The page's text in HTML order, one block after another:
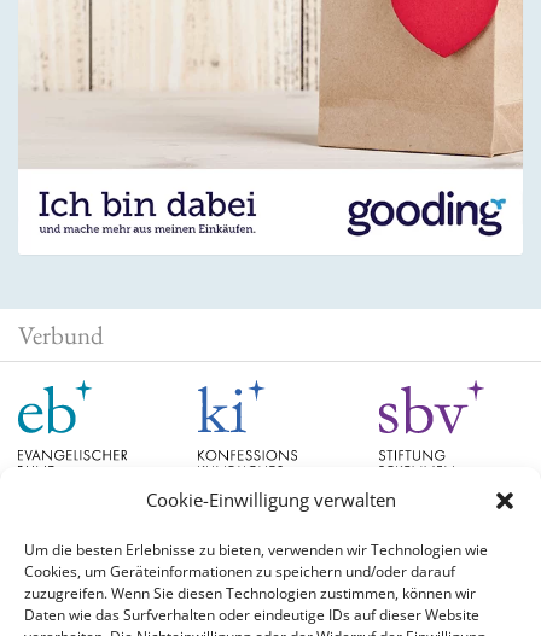
Cookie-Einwilligung verwalten
Um die besten Erlebnisse zu bieten, verwenden wir Technologien wie
Cookies, um Geräteinformationen zu speichern und/oder darauf
zuzugreifen. Wenn Sie diesen Technologien zustimmen, können wir
Daten wie das Surfverhalten oder eindeutige IDs auf dieser Website
Verbund
Schlagwörter